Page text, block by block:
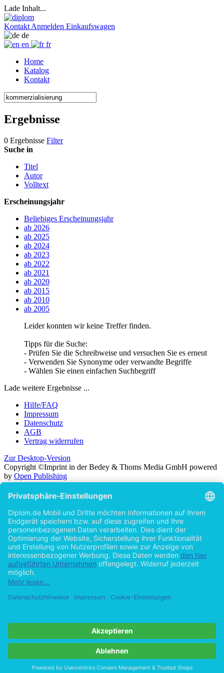
Lade Inhalt...
Kontakt Anmelden Einkaufswagen
de
en
fr
Home
Katalog
Kontakt
Ergebnisse
0 Ergebnisse Filter
Suche in
Titel
Autor
Volltext
Erscheinungsjahr
Beliebiges Erscheinungsjahr
ab 2026
ab 2025
ab 2024
ab 2023
ab 2022
ab 2021
ab 2020
ab 2015
ab 2010
ab 2005
Leider konnten wir keine Treffer finden.
Tipps für die Suche:
- Prüfen Sie die Schreibweise und versuchen Sie es erneut
- Verwenden Sie Synonyme oder verwandte Begriffe
- Wählen Sie einen einfachen Suchbegriff
Lade weitere Ergebnisse ...
Hilfe/FAQ
Impressum
Datenschutz
AGB
Vertrag widerrufen
Zur Desktop-Version
Copyright ©Imprint in der Bedey & Thoms Media GmbH powered
by Open Publishing
Zurück
Suche in
Titel
Autor
Volltext
Erscheinungsjahr
Beliebiges Erscheinungsjahr
ab 2026
ab 2025
ab 2023
ab 2010
Cookie-Einstellungen